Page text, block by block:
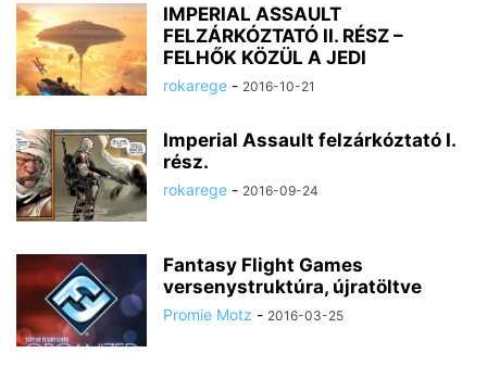
IMPERIAL ASSAULT
FELZÁRKÓZTATÓ II. RÉSZ –
FELHŐK KÖZÜL A JEDI
rokarege - 2016-10-21
Imperial Assault felzárkóztató I.
rész.
rokarege - 2016-09-24
Fantasy Flight Games
versenystruktúra, újratöltve
Promie Motz - 2016-03-25